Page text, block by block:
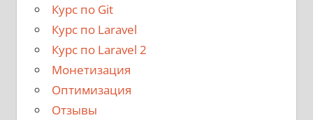
Курс по Git
Курс по Laravel
Курс по Laravel 2
Монетизация
Оптимизация
Отзывы